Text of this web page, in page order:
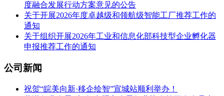
度融合发展行动方案意见的公告
关于开展2026年度卓越级和领航级智能工厂推荐工作的
通知
关于组织开展2026年工业和信息化部科技型企业孵化器
申报推荐工作的通知
公司新闻
祝贺“皖美向新·移企绘智”宣城站顺利举办！